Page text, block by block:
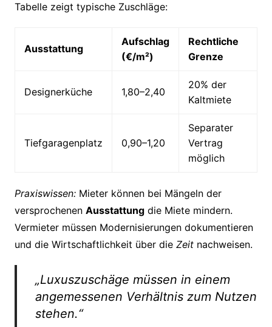
Tabelle zeigt typische Zuschläge:
Ausstattung
Aufschlag
(€/m²)
Rechtliche
Grenze
Designerküche 1,80–2,40
20% der
Kaltmiete
Tiefgaragenplatz 0,90–1,20
Separater
Vertrag
möglich
Praxiswissen:Mieter können bei Mängeln der
versprochenen Ausstattungdie Miete mindern.
Vermieter müssen Modernisierungen dokumentieren
und die Wirtschaftlichkeit über die Zeitnachweisen.
„Luxuszuschäge müssen in einem
angemessenen Verhältnis zum Nutzen
stehen.“